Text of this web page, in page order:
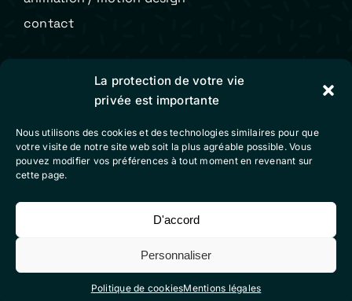
La protection de votre vie
privée est importante
Nous utilisons des cookies et des technologies similaires pour que
votre visite de notre site web soit la plus agréable possible. Vous
pouvez modifier vos préférences à tout moment en revenant sur
cette page.
D'accord
Personnaliser
Politique de cookiesMentions légales
contact
Colibri Vidéo
conditions générales de vente
politique de cookies (eu)
Suivez-nous sur nos réseaux sociaux